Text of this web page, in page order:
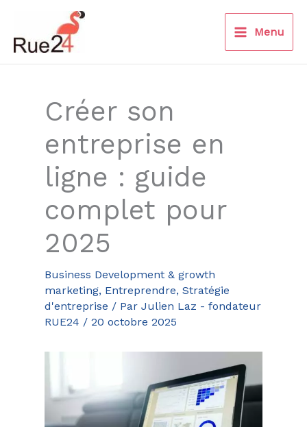
contenu
Menu
Créer son
entreprise en
ligne : guide
complet pour
2025
Business Development & growth
marketing, Entreprendre, Stratégie
d'entreprise / Par Julien Laz - fondateur
RUE24 / 20 octobre 2025